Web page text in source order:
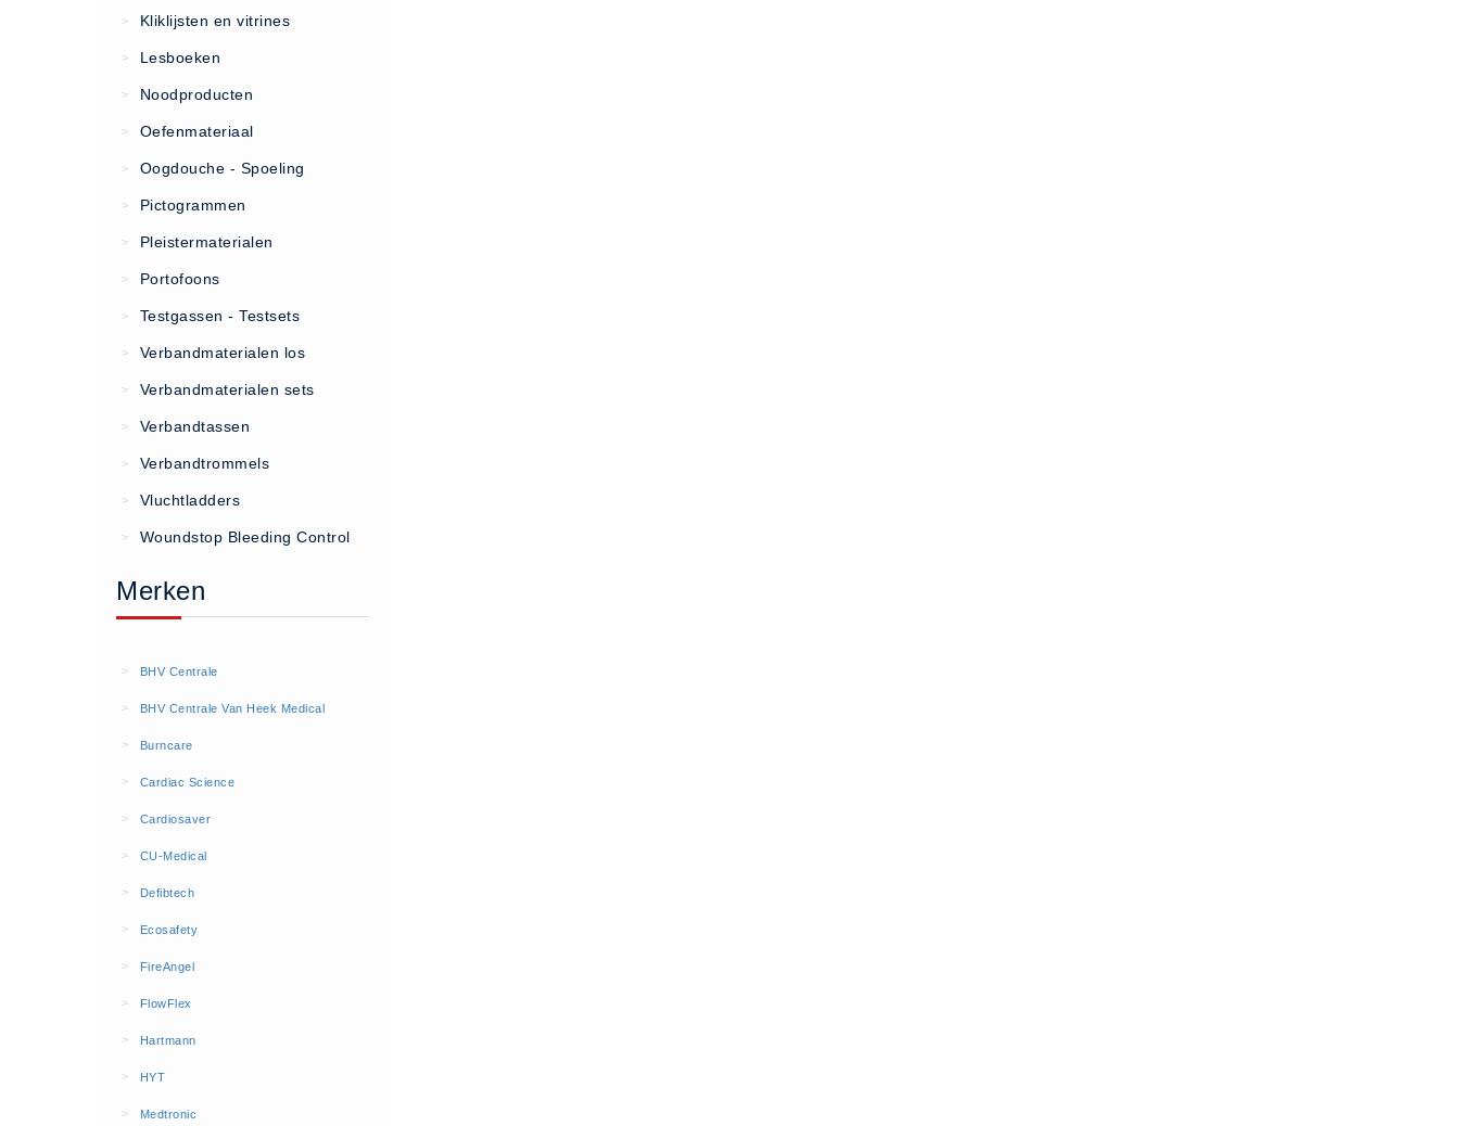
Algemene Voorwaarden
Vacatures
AED apparaten (11)
AED apparaten (11)
AED batterijen (12)
AED binnen - buiten kasten (11)
AED elektroden (18)
AED tassen (14)
BHV kasten (5)
BHV kasten (0)
Evacuatie - Zaklampen (0)
Kleding - Hesjes (0)
Brandblusmiddelen
Schuimblussers (6)
Brandmelders
CO melders (2)
> Kliklijsten en vitrines
> Lesboeken
> Noodproducten
> Oefenmateriaal
> Oogdouche - Spoeling
> Pictogrammen
> Pleistermaterialen
> Portofoons
> Testgassen - Testsets
> Verbandmaterialen los
> Verbandmaterialen sets
> Verbandtassen
> Verbandtrommels
> Vluchtladders
> Woundstop Bleeding Control
Merken
> BHV Centrale
> BHV Centrale Van Heek Medical
> Burncare
> Cardiac Science
> Cardiosaver
> CU-Medical
> Defibtech
> Ecosafety
> FireAngel
> FlowFlex
> Hartmann
> HYT
> Medtronic